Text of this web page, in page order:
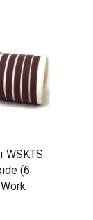
WSKTS
(6